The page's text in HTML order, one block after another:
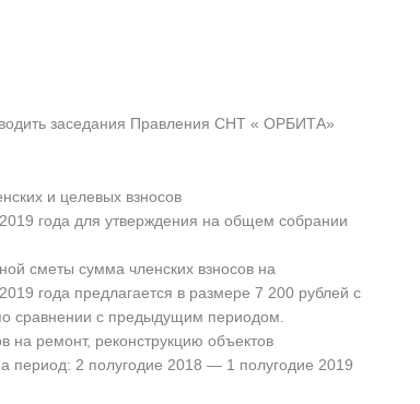
заседания Правления СНТ « ОРБИТА»
и целевых взносов
года для утверждения на общем собрании
сметы сумма членских взносов на
года предлагается в размере 7 200 рублей с
сравнении с предыдущим периодом.
на ремонт, реконструкцию объектов
период: 2 полугодие 2018 — 1 полугодие 2019